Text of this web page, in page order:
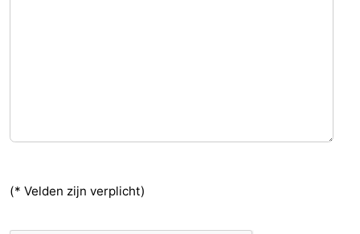
(* Velden zijn verplicht)